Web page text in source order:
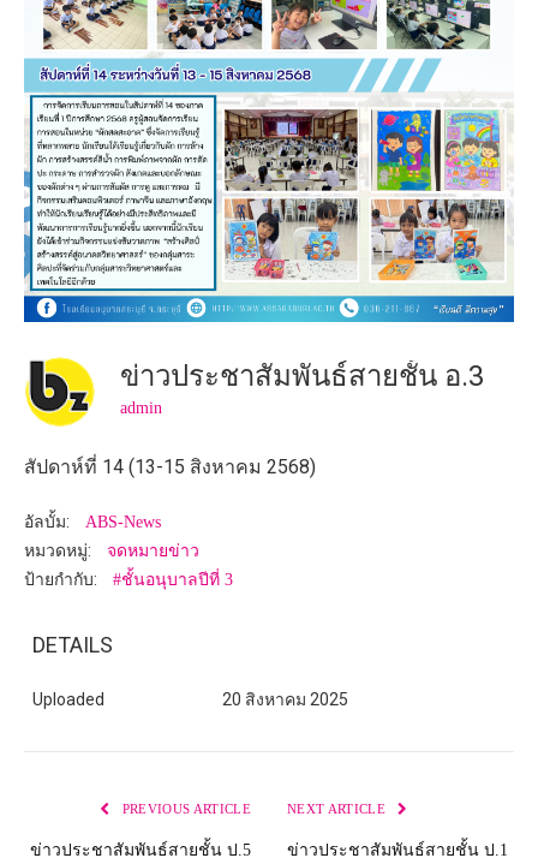
ข่าวประชาสัมพันธ์สายชั้น อ.3
admin
สัปดาห์ที่ 14 (13-15 สิงหาคม 2568)
อัลบั้ม: ABS-News
หมวดหมู่: จดหมายข่าว
ป้ายกำกับ: #ชั้นอนุบาลปีที่ 3
DETAILS
Uploaded 20 สิงหาคม 2025
PREVIOUS ARTICLE
ข่าวประชาสัมพันธ์สายชั้น ป.5
NEXT ARTICLE
ข่าวประชาสัมพันธ์สายชั้น ป.1